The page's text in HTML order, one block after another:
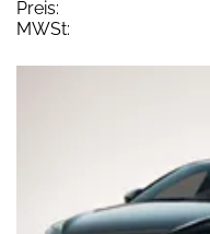
Preis:
MWSt: